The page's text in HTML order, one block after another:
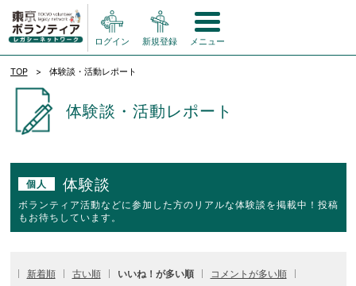
ログイン 新規登録 メニュー
TOP 体験談・活動レポート
体験談・活動レポート
個人 体験談
ボランティア活動などに参加した方のリアルな体験談を掲載中！投稿
もお待ちしています。
新着順 古い順 いいね！が多い順 コメントが多い順